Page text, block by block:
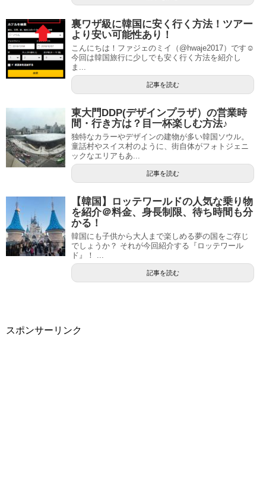
裏ワザ級に韓国に安く行く方法！ツアー
より安い可能性あり！
こんにちは！ファジェのミイ（@hwaje2017）です☺
今回は韓国旅行に少しでも安く行く方法を紹介し
ま...
記事を読む
東大門DDP(デザインプラザ）の営業時
間・行き方は？目一杯楽しむ方法♪
独特なカラーやデザインの建物が多い韓国ソウル。
童話村やスイス村のように、街自体がフォトジェニ
ックなエリアもあ...
記事を読む
【韓国】ロッテワールドの人気な乗り物
を紹介＠料金、身長制限、待ち時間も分
かる！
韓国にも子供から大人まで楽しめる夢の国をご存じ
でしょうか？ それが今回紹介する『ロッテワール
ド』！ ...
記事を読む
スポンサーリンク